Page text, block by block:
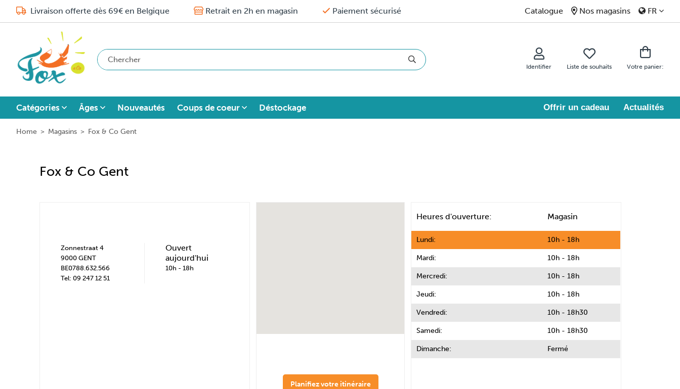
Livraison offerte dès 69€ en Belgique Retrait en 2h en magasin Paiement sécurisé Catalogue Nos magasins FR
Identifier Liste de souhaits Votre panier:
Catégories Âges Nouveautés Coups de coeur Déstockage Offrir un cadeau Actualités
Home > Magasins > Fox & Co Gent
Fox & Co Gent
Zonnestraat 4
9000 GENT
BE0788.632.566
Tel: 09 247 12 51
Ouvert
aujourd'hui
10h - 18h
Planifiez votre itinéraire
Heures d'ouverture: Magasin
Lundi: 10h - 18h
Mardi: 10h - 18h
Mercredi: 10h - 18h
Jeudi: 10h - 18h
Vendredi: 10h - 18h30
Samedi: 10h - 18h30
Dimanche: Fermé